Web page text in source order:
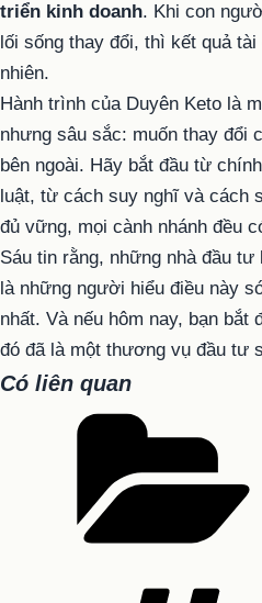
triển kinh doanh. Khi con
lối sống thay đổi, thì kết quả
nhiên.
Hành trình của Duyên Keto là
nhưng sâu sắc: muốn thay đổi
bên ngoài. Hãy bắt đầu từ
luật, từ cách suy nghĩ và cách
đủ vững, mọi cành nhánh đều
Sáu tin rằng, những nhà đầu
là những người hiểu điều này
nhất. Và nếu hôm nay, bạn bắt
đó đã là một thương vụ đầu tư
Có liên quan